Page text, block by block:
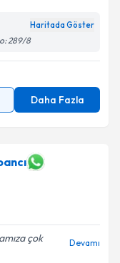
Haritada Göster
289/8
Daha Fazla
çok
Devamı